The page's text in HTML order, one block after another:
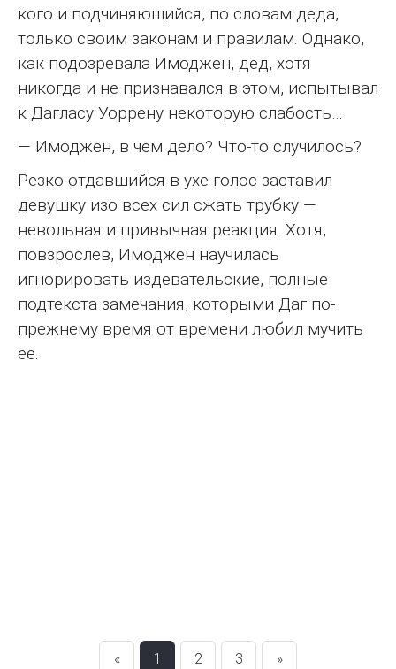
кого и подчиняющийся, по словам деда,
только своим законам и правилам. Однако,
как подозревала Имоджен, дед, хотя
никогда и не признавался в этом, испытывал
к Дагласу Уоррену некоторую слабость…
— Имоджен, в чем дело? Что-то случилось?
Резко отдавшийся в ухе голос заставил
девушку изо всех сил сжать трубку —
невольная и привычная реакция. Хотя,
повзрослев, Имоджен научилась
игнорировать издевательские, полные
подтекста замечания, которыми Даг по-
прежнему время от времени любил мучить
ее.
« 1 2 3 »